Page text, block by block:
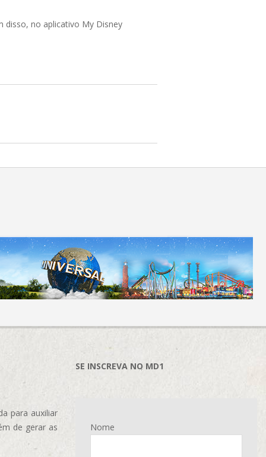
disso, no aplicativo My Disney
para auxiliar
de gerar as
SE INSCREVA NO MD1
Nome